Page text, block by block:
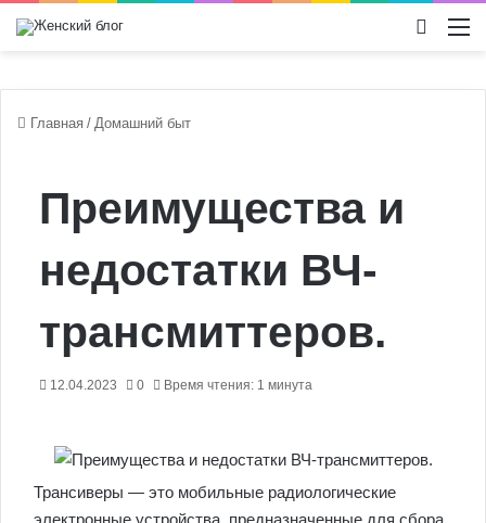
Главная / Домашний быт
Преимущества и
недостатки ВЧ-
трансмиттеров.
12.04.2023 0 Время чтения: 1 минута
Трансиверы — это мобильные радиологические
электронные устройства, предназначенные для сбора